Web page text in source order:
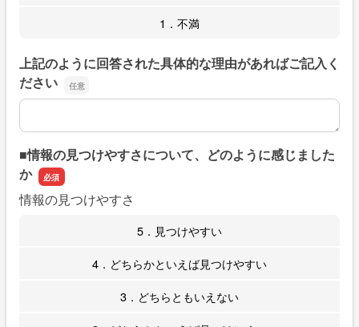
1．不満
上記のように回答された具体的な理由があればご記入く
ださい
上記のように回答された具体的な理由があればご記入くだ
■情報の見つけやすさについて、どのように感じました
か
情報の見つけやすさ
5．見つけやすい
4．どちらかといえば見つけやすい
3．どちらともいえない